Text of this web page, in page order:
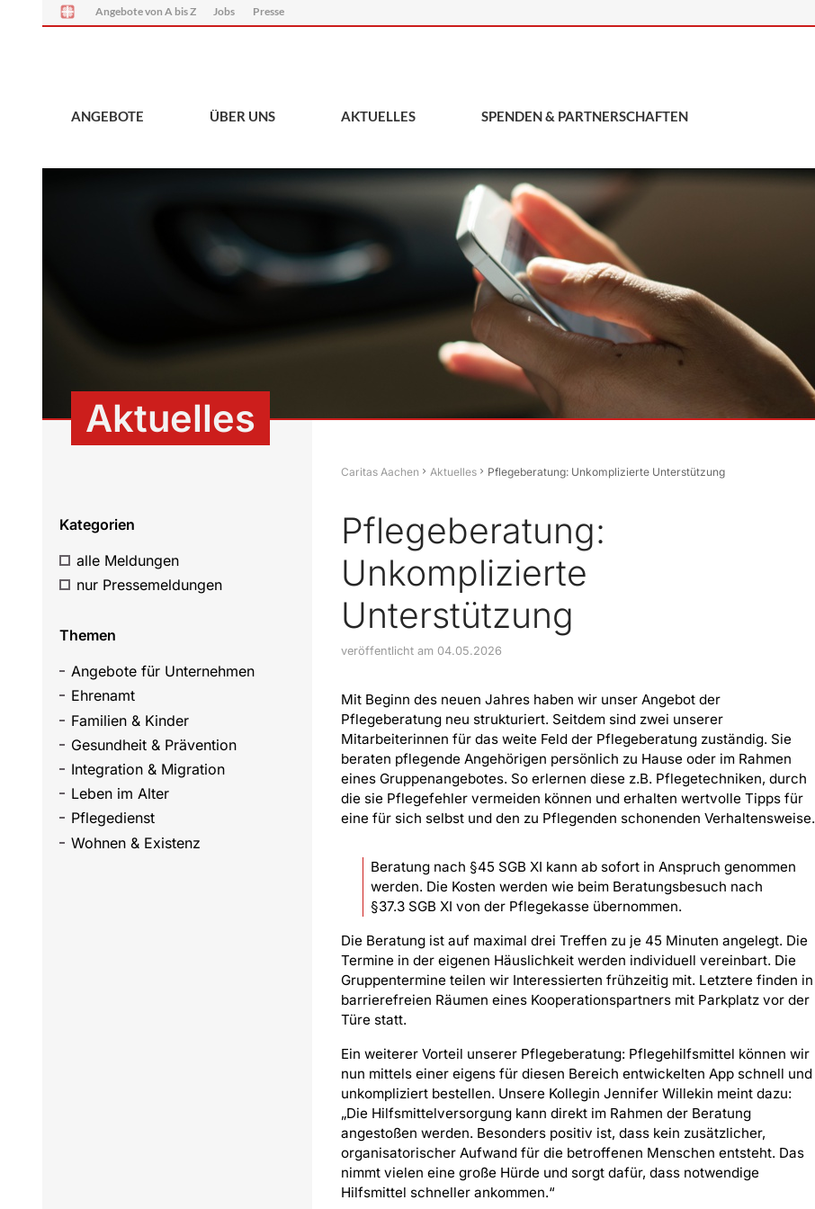
Angebote von A bis Z Jobs Presse
ANGEBOTE ÜBER UNS AKTUELLES SPENDEN & PARTNERSCHAFTEN
Aktuelles
Kategorien
alle Meldungen
nur Pressemeldungen
Themen
Angebote für Unternehmen
Ehrenamt
Familien & Kinder
Gesundheit & Prävention
Integration & Migration
Leben im Alter
Pflegedienst
Wohnen & Existenz
Caritas Aachen Aktuelles Pflegeberatung: Unkomplizierte Unterstützung
Pflegeberatung:
Unkomplizierte
Unterstützung
veröffentlicht am 04.05.2026
Mit Beginn des neuen Jahres haben wir unser Angebot der
Pflegeberatung neu strukturiert. Seitdem sind zwei unserer
Mitarbeiterinnen für das weite Feld der Pflegeberatung zuständig. Sie
beraten pflegende Angehörigen persönlich zu Hause oder im Rahmen
eines Gruppenangebotes. So erlernen diese z.B. Pflegetechniken, durch
die sie Pflegefehler vermeiden können und erhalten wertvolle Tipps für
eine für sich selbst und den zu Pflegenden schonenden Verhaltensweise.
Beratung nach §45 SGB XI kann ab sofort in Anspruch genommen
werden. Die Kosten werden wie beim Beratungsbesuch nach
§37.3 SGB XI von der Pflegekasse übernommen.
Die Beratung ist auf maximal drei Treffen zu je 45 Minuten angelegt. Die
Termine in der eigenen Häuslichkeit werden individuell vereinbart. Die
Gruppentermine teilen wir Interessierten frühzeitig mit. Letztere finden in
barrierefreien Räumen eines Kooperationspartners mit Parkplatz vor der
Türe statt.
Ein weiterer Vorteil unserer Pflegeberatung: Pflegehilfsmittel können wir
nun mittels einer eigens für diesen Bereich entwickelten App schnell und
unkompliziert bestellen. Unsere Kollegin Jennifer Willekin meint dazu:
„Die Hilfsmittelversorgung kann direkt im Rahmen der Beratung
angestoßen werden. Besonders positiv ist, dass kein zusätzlicher,
organisatorischer Aufwand für die betroffenen Menschen entsteht. Das
nimmt vielen eine große Hürde und sorgt dafür, dass notwendige
Hilfsmittel schneller ankommen.“